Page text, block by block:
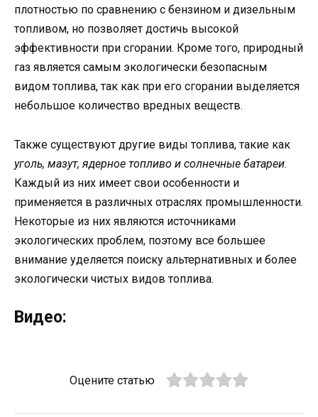
плотностью по сравнению с бензином и дизельным
топливом, но позволяет достичь высокой
эффективности при сгорании. Кроме того, природный
газ является самым экологически безопасным
видом топлива, так как при его сгорании выделяется
небольшое количество вредных веществ.
Также существуют другие виды топлива, такие как
уголь, мазут, ядерное топливо и солнечные батареи.
Каждый из них имеет свои особенности и
применяется в различных отраслях промышленности.
Некоторые из них являются источниками
экологических проблем, поэтому все большее
внимание уделяется поиску альтернативных и более
экологически чистых видов топлива.
Видео:
Оцените статью